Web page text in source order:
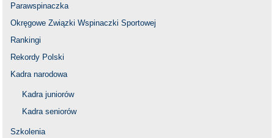
Parawspinaczka
Okręgowe Związki Wspinaczki Sportowej
Rankingi
Rekordy Polski
Kadra narodowa
Kadra juniorów
Kadra seniorów
Szkolenia